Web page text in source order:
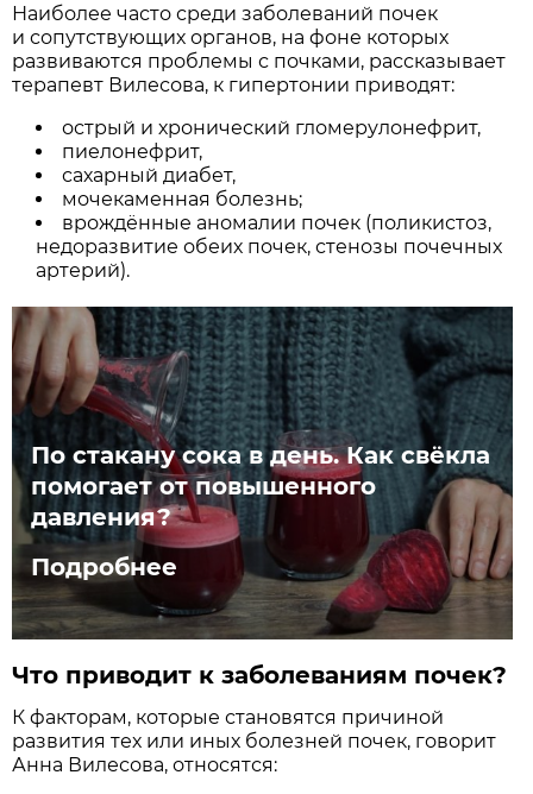
Наиболее часто среди заболеваний почек
и сопутствующих органов, на фоне которых
развиваются проблемы с почками, рассказывает
терапевт Вилесова, к гипертонии приводят:
острый и хронический гломерулонефрит,
пиелонефрит,
сахарный диабет,
мочекаменная болезнь;
врождённые аномалии почек (поликистоз,
недоразвитие обеих почек, стенозы почечных
артерий).
По стакану сока в день. Как свёкла
помогает от повышенного
давления?
Подробнее
Что приводит к заболеваниям почек?
К факторам, которые становятся причиной
развития тех или иных болезней почек, говорит
Анна Вилесова, относятся: